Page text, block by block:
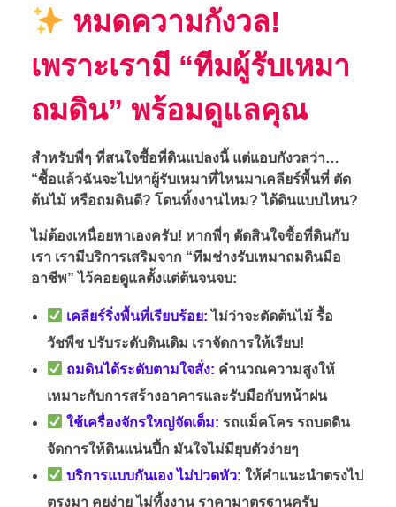
หมดความกังวล!
เพราะเรามี “ทีมผู้รับเหมา
ถมดิน” พร้อมดูแลคุณ
สำหรับพี่ๆ ที่สนใจซื้อที่ดินแปลงนี้ แต่แอบกังวลว่า…
“ซื้อแล้วฉันจะไปหาผู้รับเหมาที่ไหนมาเคลียร์พื้นที่ ตัด
ต้นไม้ หรือถมดินดี? โดนทิ้งงานไหม? ได้ดินแบบไหน?
ไม่ต้องเหนื่อยหาเองครับ! หากพี่ๆ ตัดสินใจซื้อที่ดินกับ
เรา เรามีบริการเสริมจาก “ทีมช่างรับเหมาถมดินมือ
อาชีพ” ไว้คอยดูแลตั้งแต่ต้นจนจบ:
เคลียร์ริ่งพื้นที่เรียบร้อย: ไม่ว่าจะตัดต้นไม้ รื้อ
วัชพืช ปรับระดับดินเดิม เราจัดการให้เรียบ!
ถมดินได้ระดับตามใจสั่ง: คำนวณความสูงให้
เหมาะกับการสร้างอาคารและรับมือกับหน้าฝน
ใช้เครื่องจักรใหญ่จัดเต็ม: รถแม็คโคร รถบดดิน
จัดการให้ดินแน่นปึ้ก มันใจไม่มียุบตัวง่ายๆ
บริการแบบกันเอง ไม่ปวดหัว: ให้คำแนะนำตรงไป
ตรงมา คุยง่าย ไม่ทิ้งงาน ราคามาตรฐานครับ